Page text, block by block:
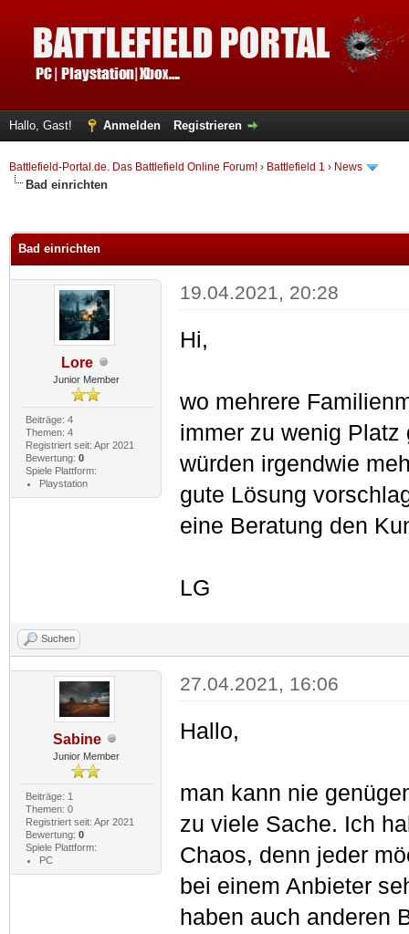
Hallo, Gast! Anmelden Registrieren
Battlefield-Portal.de. Das Battlefield Online Forum! › Battlefield 1 › News
Bad einrichten
Bad einrichten
Lore
Junior Member
Beiträge: 4
Themen: 4
Registriert seit: Apr 2021
Bewertung: 0
Spiele Plattform:
Playstation
19.04.2021, 20:28
Hi,
wo mehrere
immer zu wenig
würden irgendwie
gute Lösung
eine Beratung den
LG
Suchen
Sabine
Junior Member
Beiträge: 1
Themen: 0
Registriert seit: Apr 2021
Bewertung: 0
Spiele Plattform:
PC
27.04.2021, 16:06
Hallo,
man kann nie
zu viele Sache. Ich
Chaos, denn jeder
bei einem Anbieter
haben auch anderen